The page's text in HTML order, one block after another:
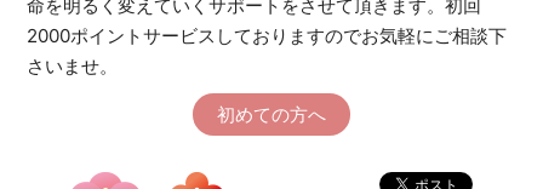
命を明るく変えていくサポートをさせて頂きます。初回
2000ポイントサービスしておりますのでお気軽にご相談下
さいませ。
初めての方へ